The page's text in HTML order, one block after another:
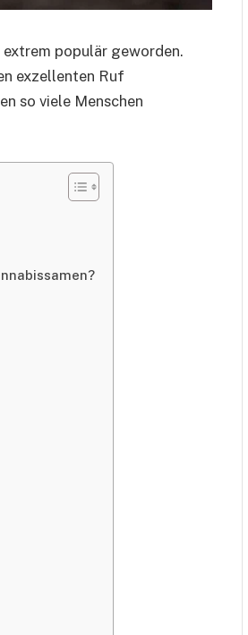
populär geworden.
exzellenten Ruf
so viele Menschen